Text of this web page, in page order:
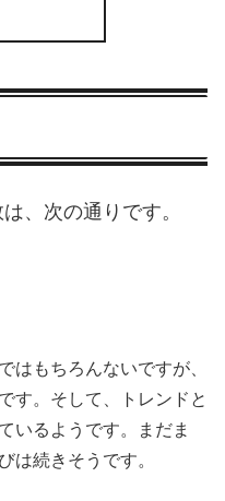
、次の通りです。
はもちろんないですが、
す。そして、トレンドと
いるようです。まだま
は続きそうです。